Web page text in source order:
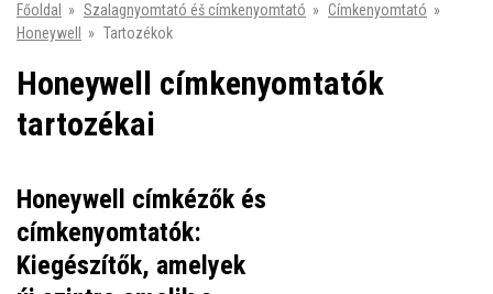
Főoldal » Szalagnyomtató éš címkenyomtató » Címkenyomtató »
Honeywell
» Tartozékok
Honeywell címkenyomtatók
tartozékai
Honeywell címkézők és
címkenyomtatók:
Kiegészítők, amelyek